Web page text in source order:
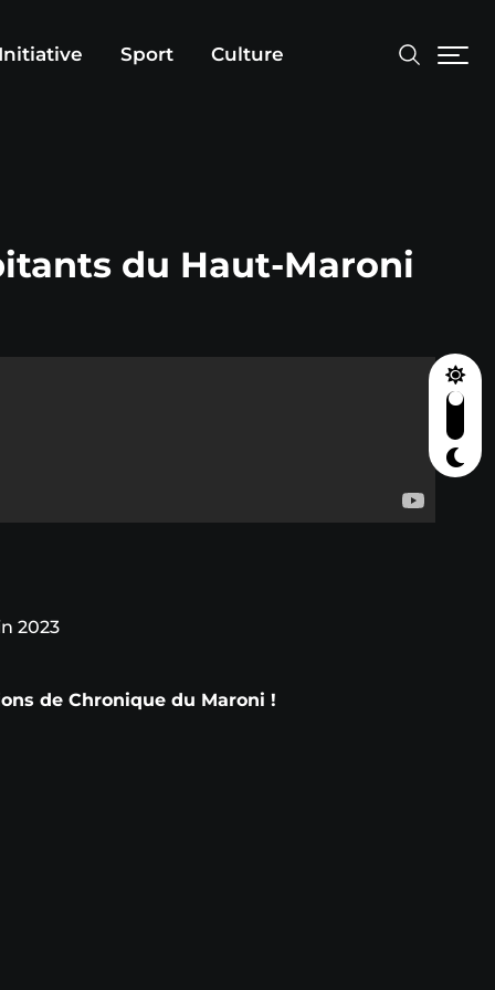
Initiative Sport Culture
du Haut-Maroni
2023
de Chronique du Maroni !